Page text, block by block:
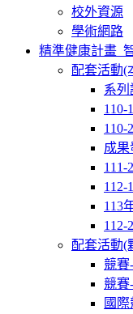
校外資源
學術網路
精準健康計畫_
配套活動(
系列
110-
110-
成
111-
112-
113
112-
配套活動(
競賽
競賽
國